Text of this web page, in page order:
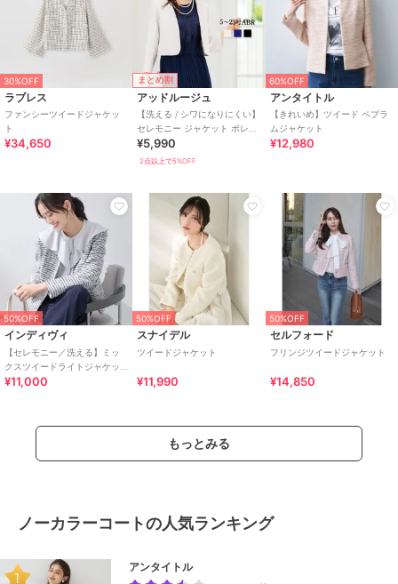
30%OFF
ラブレス
ファンシーツイードジャケッ
ト
¥34,650
まとめ割
アッドルージュ
【洗える / シワになりにくい】
セレモニー ジャケット ボレロ
結婚式 7号～23号
¥5,990
2点以上で5%OFF
60%OFF
アンタイトル
【きれいめ】ツイード ペプラ
ムジャケット
¥12,980
50%OFF
インディヴィ
【セレモニー／洗える】ミッ
クスツイードライトジャケッ
ト
¥11,000
50%OFF
スナイデル
ツイードジャケット
¥11,990
50%OFF
セルフォード
フリンジツイードジャケット
¥14,850
もっとみる
ノーカラーコートの人気ランキング
アンタイトル